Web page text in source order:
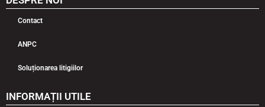
Contact
ANPC
Soluționarea litigiilor
INFORMAȚII UTILE